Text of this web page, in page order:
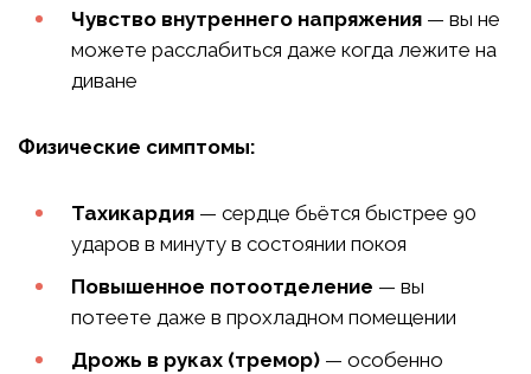
Чувство внутреннего напряжения — вы не
можете расслабиться даже когда лежите на
диване
Физические симптомы:
Тахикардия — сердце бьётся быстрее 90
ударов в минуту в состоянии покоя
Повышенное потоотделение — вы
потеете даже в прохладном помещении
Дрожь в руках (тремор) — особенно